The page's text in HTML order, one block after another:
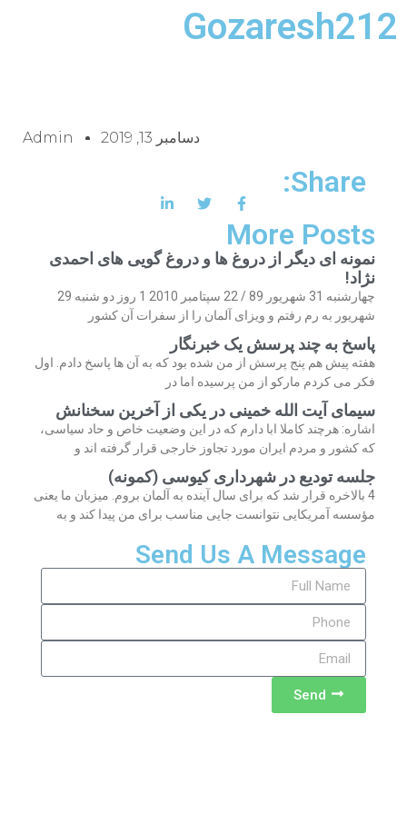
Gozaresh212
دسامبر 13, 2019 Admin
Share:
More Posts
نمونه ای دیگر از دروغ ها و دروغ گویی های احمدی
نژاد!
چهارشنبه 31 شهریور 89 / 22 سپتامبر 2010 1 روز دو شنبه 29
شهریور به رم رفتم و ویزای آلمان را از سفرات آن کشور
پاسخ به چند پرسش یک خبرنگار
هفته پیش هم پنج پرسش از من شده بود که به آن ها پاسخ دادم. اول
فکر می کردم مارکو از من پرسیده اما در
سیمای آیت الله خمینی در یکی از آخرین سخنانش
اشاره: هرچند کاملا ابا دارم که در این وضعیت خاص و حاد سیاسی،
که کشور و مردم ایران مورد تجاوز خارجی قرار گرفته اند و
جلسه تودیع در شهرداری کیوسی (کمونه)
4 بالاخره قرار شد که برای سال آینده به آلمان بروم. میزبان ما یعنی
مؤسسه آمریکایی نتوانست جایی مناسب برای من پیدا کند و به
Send Us A Message
Send